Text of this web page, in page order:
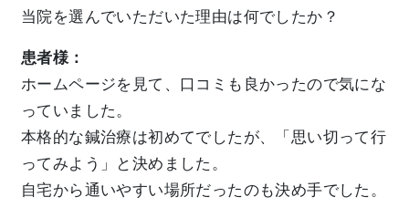
当院を選んでいただいた理由は何でしたか？
患者様：
ホームページを見て、口コミも良かったので気にな
っていました。
本格的な鍼治療は初めてでしたが、「思い切って行
ってみよう」と決めました。
自宅から通いやすい場所だったのも決め手でした。